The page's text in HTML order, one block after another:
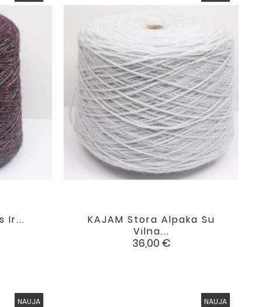
Ir...
KAJAM Stora Alpaka Su
Vilna...
Kaina
36,00 €

NAUJA NAUJA